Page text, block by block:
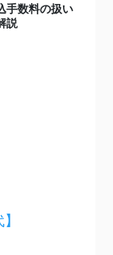
手数料の扱い
説